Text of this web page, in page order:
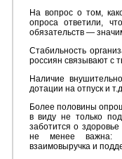
На вопрос о том,
опроса ответили,
обязательств —
Стабильность
россиян связывают с
Наличие
дотации на отпуск и
Более половины
в виду не только
заботится о
не менее важна:
взаимовыручка и